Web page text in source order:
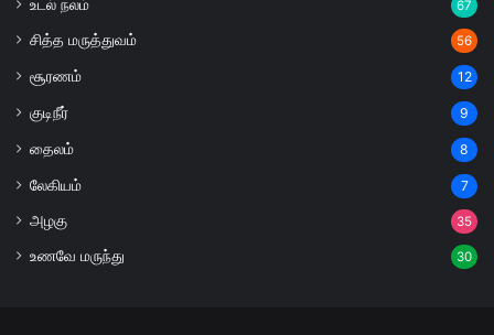
உடல் நலம் 67
சித்த மருத்துவம் 56
சூரணம் 12
குடிநீர் 9
தைலம் 8
லேகியம் 7
அழகு 35
உணவே மருந்து 30